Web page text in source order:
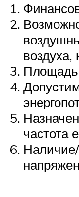
воздуха,
частота